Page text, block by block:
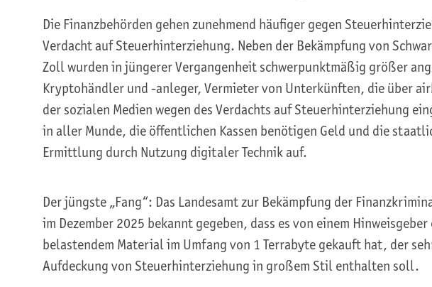
Die Finanzbehörden gehen zunehmend häufiger gegen
Verdacht auf Steuerhinterziehung. Neben der Bekämpfung von
Zoll wurden in jüngerer Vergangenheit schwerpunktmäßig größer
Kryptohändler und -anleger, Vermieter von Unterkünften, die über
der sozialen Medien wegen des Verdachts auf Steuerhinterziehung
in aller Munde, die öffentlichen Kassen benötigen Geld und die
Ermittlung durch Nutzung digitaler Technik auf.
Der jüngste „Fang“: Das Landesamt zur Bekämpfung der
im Dezember 2025 bekannt gegeben, dass es von einem
belastendem Material im Umfang von 1 Terrabyte gekauft hat, der
Aufdeckung von Steuerhinterziehung in großem Stil enthalten soll.